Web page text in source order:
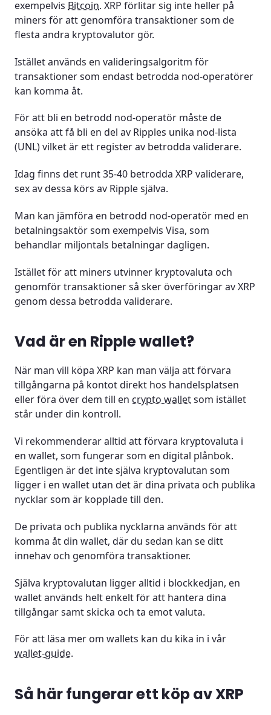
exempelvis Bitcoin. XRP förlitar sig inte heller på
miners för att genomföra transaktioner som de
flesta andra kryptovalutor gör.
Istället används en valideringsalgoritm för
transaktioner som endast betrodda nod-operatörer
kan komma åt.
För att bli en betrodd nod-operatör måste de
ansöka att få bli en del av Ripples unika nod-lista
(UNL) vilket är ett register av betrodda validerare.
Idag finns det runt 35-40 betrodda XRP validerare,
sex av dessa körs av Ripple själva.
Man kan jämföra en betrodd nod-operatör med en
betalningsaktör som exempelvis Visa, som
behandlar miljontals betalningar dagligen.
Istället för att miners utvinner kryptovaluta och
genomför transaktioner så sker överföringar av XRP
genom dessa betrodda validerare.
Vad är en Ripple wallet?
När man vill köpa XRP kan man välja att förvara
tillgångarna på kontot direkt hos handelsplatsen
eller föra över dem till en crypto walletsom istället
står under din kontroll.
Vi rekommenderar alltid att förvara kryptovaluta i
en wallet, som fungerar som en digital plånbok.
Egentligen är det inte själva kryptovalutan som
ligger i en wallet utan det är dina privata och publika
nycklar som är kopplade till den.
De privata och publika nycklarna används för att
komma åt din wallet, där du sedan kan se ditt
innehav och genomföra transaktioner.
Själva kryptovalutan ligger alltid i blockkedjan, en
wallet används helt enkelt för att hantera dina
tillgångar samt skicka och ta emot valuta.
För att läsa mer om wallets kan du kika in i vår
wallet-guide.
Så här fungerar ett köp av XRP